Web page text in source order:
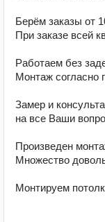
Берём заказы от
При заказе всей
Работаем без
Монтаж согласно
Замер и
на все Ваши
Произведен
Множество
Монтируем